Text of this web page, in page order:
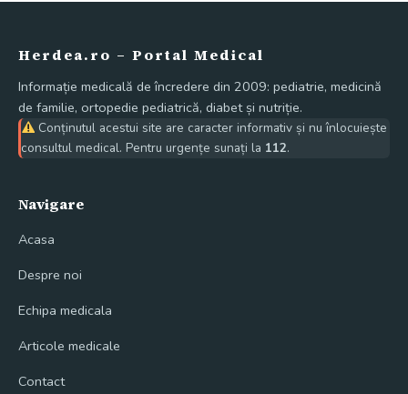
Herdea.ro – Portal Medical
Informație medicală de încredere din 2009: pediatrie, medicină
de familie, ortopedie pediatrică, diabet și nutriție.
Conținutul acestui site are caracter informativ și nu înlocuiește
consultul medical. Pentru urgențe sunați la 112.
Navigare
Acasa
Despre noi
Echipa medicala
Articole medicale
Contact